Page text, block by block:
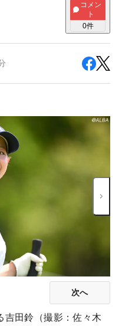
コメン
ト
0件
次へ
吉田鈴（撮影：佐々木